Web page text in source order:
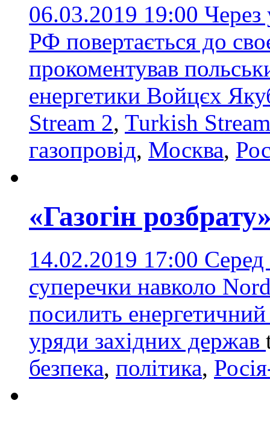
06.03.2019 19:00 Через
РФ повертається до
прокоментував
енергетики Войцєх
Stream 2, Turkish Stream
газопровід, Москва,
«Газогін
14.02.2019 17:00
суперечки навколо
посилить
уряди західних держав
безпека, політика,